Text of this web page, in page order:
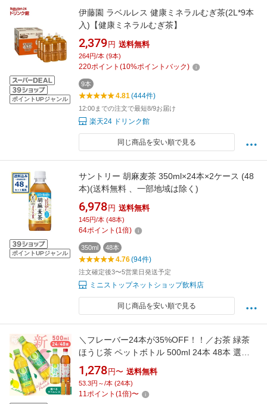
ポイントUPジャンル
伊藤園 ラベルレス 健康ミネラルむぎ茶(2L*9本
入)【健康ミネラルむぎ茶】
2,379 円 送料無料
264円/本 (9本)
220ポイント (10%ポイントバック)
9本
4.81(444件)
12:00までの注文で最短8/9お届け
楽天24 ドリンク館
同じ商品を安い順で見る
ポイントUPジャンル
サントリー 胡麻麦茶 350ml×24本×2ケース (48
本)(送料無料 、一部地域は除く)
6,978 円 送料無料
145円/本 (48本)
64ポイント (1倍)
350ml 48本
4.76(94件)
注文確定後3〜5営業日発送予定
ミニストップネットショップ飲料店
同じ商品を安い順で見る
＼フレーバー24本が35%OFF！！／お茶 緑茶
ほうじ茶 ペットボトル 500ml 24本 48本 選べ
る ラベルレス 密閉抽出 香り高い 旨みすっきり
飲みやすい 食事 朝に合う まとめ買い 箱買い ケ
ース アイリスのお茶 緑 焙じ茶 アイリスオーヤ
1,278 円〜 送料無料
53.3円～/本 (24本)
11ポイント (1倍)〜